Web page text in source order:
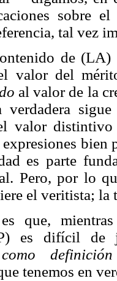
sobre
tal vez
de (LA)
valor del
al valor de la
verdadera
valor
expresiones
es parte
Pero, por lo
el veritista; la
que,
es difícil de
como
tenemos en